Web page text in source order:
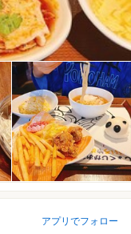
アプリでフォロー